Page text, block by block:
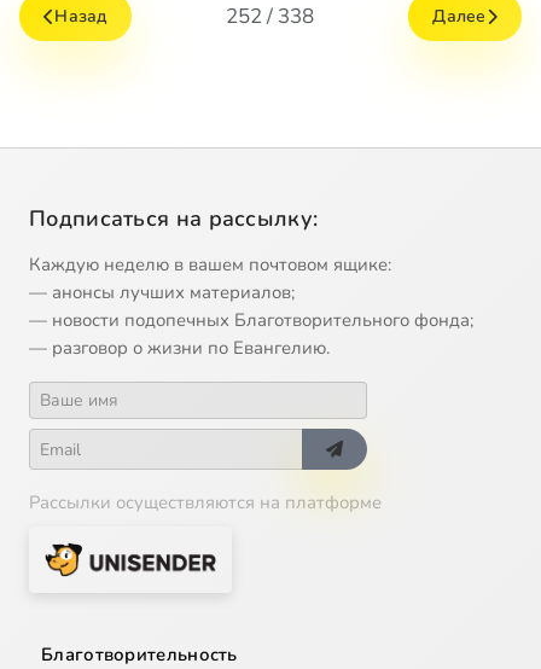
Назад 252 / 338 Далее
Подписаться на рассылку:
Каждую неделю в вашем почтовом ящике:
— анонсы лучших материалов;
— новости подопечных Благотворительного фонда;
— разговор о жизни по Евангелию.
Рассылки осуществляются на платформе
Благотворительность